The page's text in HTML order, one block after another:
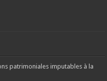
patrimoniales imputables à la